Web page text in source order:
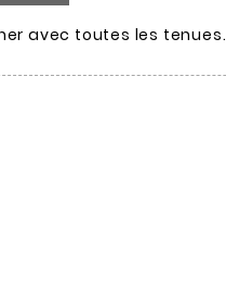
avec toutes les tenues.